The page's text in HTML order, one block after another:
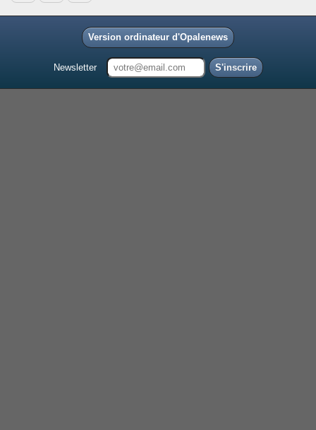
Version ordinateur d'Opalenews
Newsletter S'inscrire